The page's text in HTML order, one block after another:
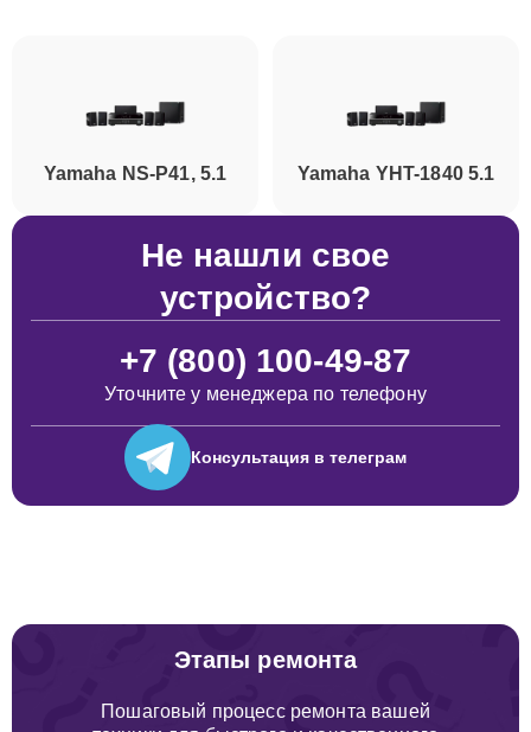
Yamaha NS-P41, 5.1 Yamaha YHT-1840 5.1
Не нашли свое
устройство?
+7 (800) 100-49-87
Уточните у менеджера по телефону
Консультация в телеграм
Этапы ремонта
Пошаговый процесс ремонта вашей